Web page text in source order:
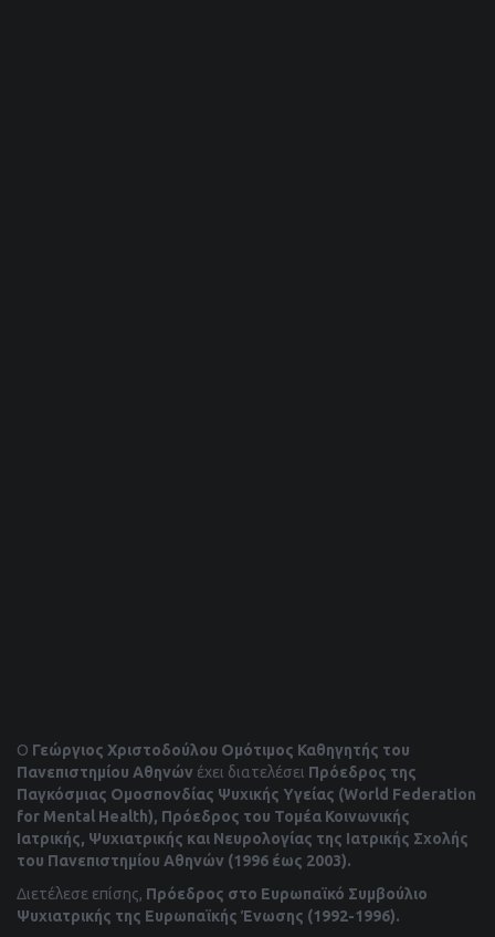
Ο Γεώργιος Χριστοδούλου Ομότιμος Καθηγητής του
Πανεπιστημίου Αθηνών έχει διατελέσει Πρόεδρος της
Παγκόσμιας Ομοσπονδίας Ψυχικής Υγείας (World Federation
for Mental Health), Πρόεδρος του Τομέα Κοινωνικής
Ιατρικής, Ψυχιατρικής και Νευρολογίας της Ιατρικής Σχολής
του Πανεπιστημίου Αθηνών (1996 έως 2003).
Διετέλεσε επίσης, Πρόεδρος στο Ευρωπαϊκό Συμβούλιο
Ψυχιατρικής της Ευρωπαϊκής Ένωσης (1992-1996).